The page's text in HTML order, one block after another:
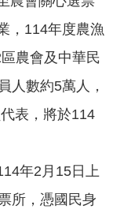
，114年度農漁
農會及中華民
人數約5萬人，
表，將於114
年2月15日上
所，憑國民身